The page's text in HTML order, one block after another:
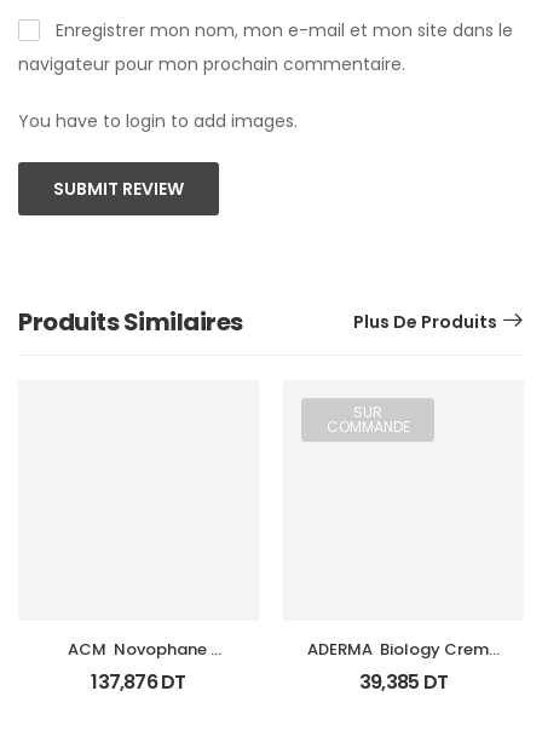
Enregistrer mon nom, mon e-mail et mon site dans le
navigateur pour mon prochain commentaire.
You have to login to add images.
SUBMIT REVIEW
Produits Similaires Plus De Produits
ACM  Novophane
Coffret Anti Chute
(Lotion+Shp+Cp)
137,876DT
SUR
COMMANDE
ADERMA  Biology Creme
Legere Hyd Tb 0Ml
39,385 DT